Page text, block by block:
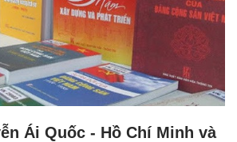
Ái Quốc - Hồ Chí Minh và